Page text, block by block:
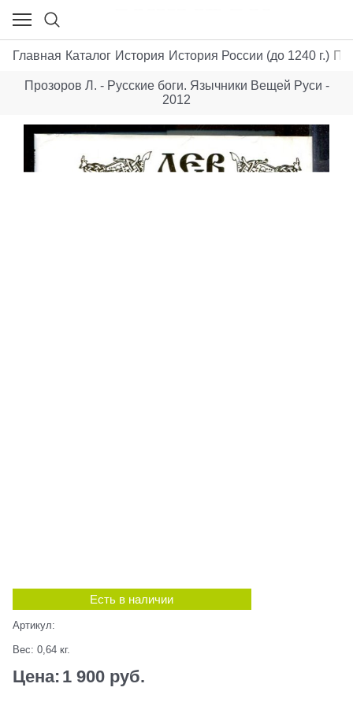
Главная Каталог История История России (до 1240 г.)
Прозоров Л. - Русские боги. Язычники Вещей Руси -
2012
Есть в наличии
Артикул:
Вес: 0,64 кг.
Цена: 1 900 руб.